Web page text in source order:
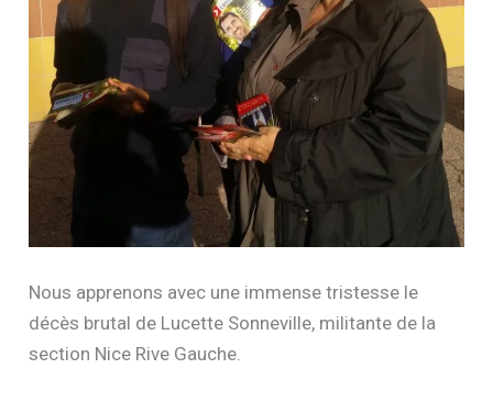
Nous apprenons avec une immense tristesse le
décès brutal de Lucette Sonneville, militante de la
section Nice Rive Gauche.